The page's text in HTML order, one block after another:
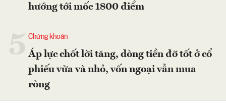
hướng tới mốc 1800 điểm
Chứng khoán
Áp lực chốt lời tăng, dòng tiền đỡ tốt ở cổ
phiếu vừa và nhỏ, vốn ngoại vẫn mua
ròng